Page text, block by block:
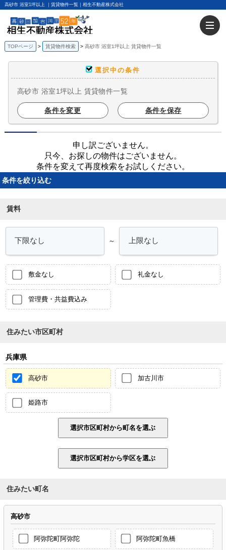
高砂市 浴室1坪以上 ｜賃貸物件一覧｜相生不動産株式会社
TOPページ 賃貸物件検索 高砂市 浴室1坪以上 賃貸物件一覧
選択中の条件
高砂市 浴室1坪以上 賃貸物件一覧
条件を変更 条件を保存
申し訳ございません。
只今、お探しの物件はございません。
条件を変えて再度検索をお試しください。
条件を絞り込む
賃料
～
敷金なし 礼金なし
管理費・共益費込み
住みたい市区町村
兵庫県
高砂市 加古川市
姫路市
住みたい町名
高砂市
阿弥陀町阿弥陀 阿弥陀町魚橋